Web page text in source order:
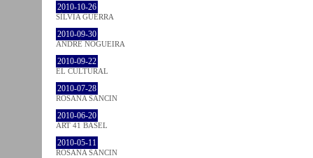
2010-10-26
SÍLVIA GUERRA
2010-09-30
ANDRÉ NOGUEIRA
2010-09-22
EL CULTURAL
2010-07-28
ROSANA SANCIN
2010-06-20
ART 41 BASEL
2010-05-11
ROSANA SANCIN